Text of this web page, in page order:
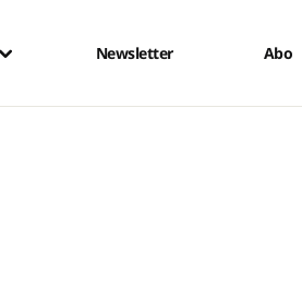
Newsletter Abo